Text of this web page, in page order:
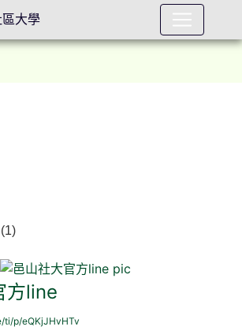
方line
ti/p/eQKjJHvHTv
大學